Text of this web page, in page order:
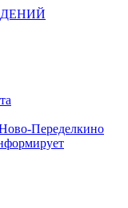
Переделкино